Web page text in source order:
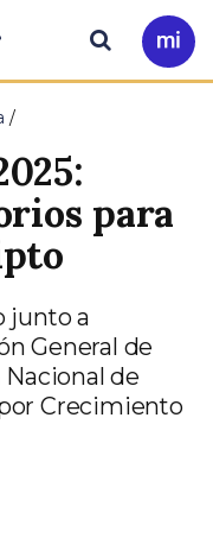
Ir
a
Buscar
para
junto a
General de
de
Crecimiento